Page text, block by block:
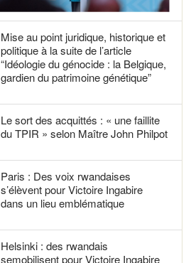
Mise au point juridique, historique et
politique à la suite de l’article
“Idéologie du génocide : la Belgique,
gardien du patrimoine génétique”
Le sort des acquittés : « une faillite
du TPIR » selon Maître John Philpot
Paris : Des voix rwandaises
s’élèvent pour Victoire Ingabire
dans un lieu emblématique
Helsinki : des rwandais
semobilisent pour Victoire Ingabire